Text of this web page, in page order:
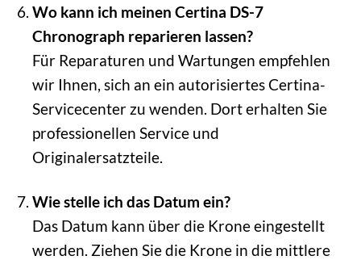
Wo kann ich meinen Certina DS-7
Chronograph reparieren lassen?
Für Reparaturen und Wartungen empfehlen
wir Ihnen, sich an ein autorisiertes Certina-
Servicecenter zu wenden. Dort erhalten Sie
professionellen Service und
Originalersatzteile.
Wie stelle ich das Datum ein?
Das Datum kann über die Krone eingestellt
werden. Ziehen Sie die Krone in die mittlere